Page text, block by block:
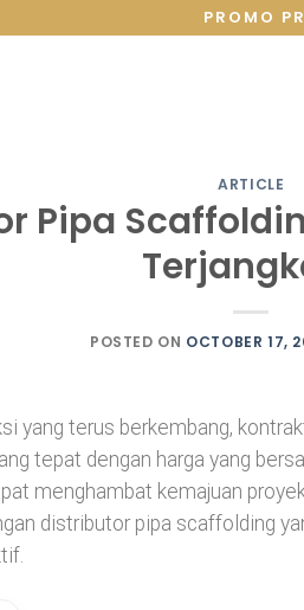
PROMO
ARTICLE
Pipa
POSTED ON OCTOBER 17,
yang terus berkembang,
tepat dengan harga yang
menghambat kemajuan
distributor pipa scaffolding